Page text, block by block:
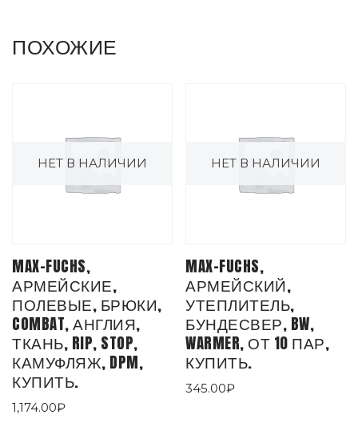
ПОХОЖИЕ
НЕТ В НАЛИЧИИ
MAX-FUCHS,
АРМЕЙСКИЕ,
ПОЛЕВЫЕ, БРЮКИ,
COMBAT, АНГЛИЯ,
ТКАНЬ, RIP, STOP,
КАМУФЛЯЖ, DPM,
КУПИТЬ.
1,174.00₽
НЕТ В НАЛИЧИИ
MAX-FUCHS,
АРМЕЙСКИЙ,
УТЕПЛИТЕЛЬ,
БУНДЕСВЕР, BW,
WARMER, ОТ 10 ПАР,
КУПИТЬ.
345.00₽